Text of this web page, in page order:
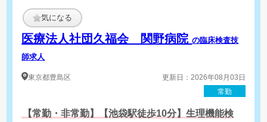
気になる
医療法人社団久福会 関野病院の臨床検査技
師求人
東京都豊島区
更新日：2026年08月03日
常勤
【常勤・非常勤】【池袋駅徒歩10分】生理機能検